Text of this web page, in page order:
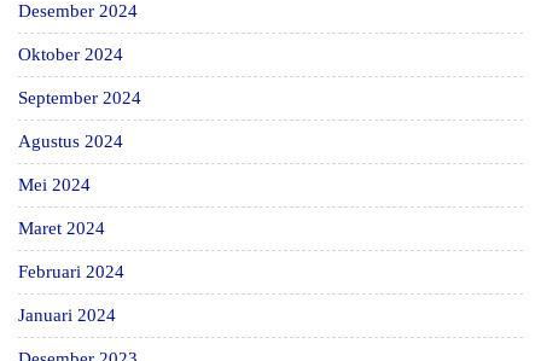
Desember 2024
Oktober 2024
September 2024
Agustus 2024
Mei 2024
Maret 2024
Februari 2024
Januari 2024